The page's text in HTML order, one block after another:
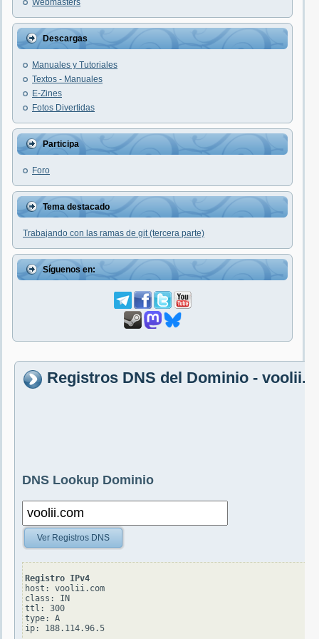
Webmasters
Descargas
Manuales y Tutoriales
Textos - Manuales
E-Zines
Fotos Divertidas
Participa
Foro
Tema destacado
Trabajando con las ramas de git (tercera parte)
Síguenos en:
Registros DNS del Dominio -
DNS Lookup Dominio
Ver Registros DNS
Registro IPv4
host: voolii.com
class: IN
ttl: 300
type: A